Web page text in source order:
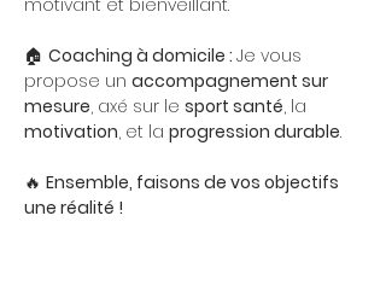
motivant et bienveillant.
🏠 Coaching à domicile : Je vous
propose un accompagnement sur
mesure, axé sur le sport santé, la
motivation, et la progression durable.
🔥 Ensemble, faisons de vos objectifs
une réalité !